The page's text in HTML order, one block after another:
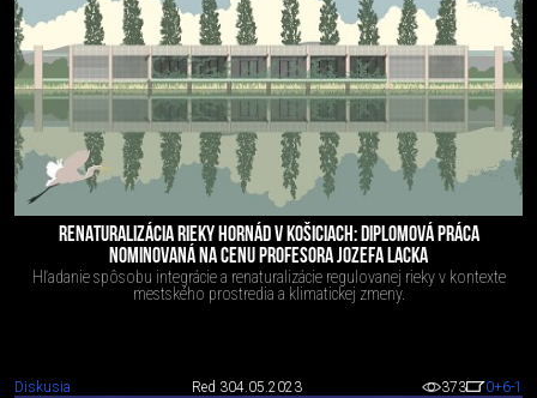
RENATURALIZÁCIA RIEKY HORNÁD V KOŠICIACH: DIPLOMOVÁ PRÁCA
NOMINOVANÁ NA CENU PROFESORA JOZEFA LACKA
Hľadanie spôsobu integrácie a renaturalizácie regulovanej rieky v kontexte
mestského prostredia a klimatickej zmeny.
Diskusia Red 304.05.2023 373 0+6-1